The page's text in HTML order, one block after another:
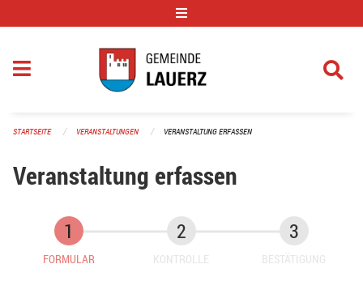
STARTSEITE VERANSTALTUNGEN VERANSTALTUNG ERFASSEN
Veranstaltung erfassen
FORMULAR KONTROLLE BESTÄTIGUNG